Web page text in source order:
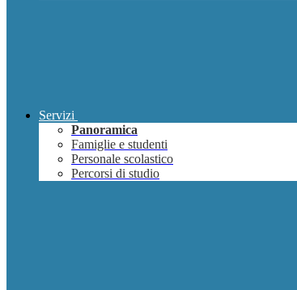
Servizi
Panoramica
Famiglie e studenti
Personale scolastico
Percorsi di studio